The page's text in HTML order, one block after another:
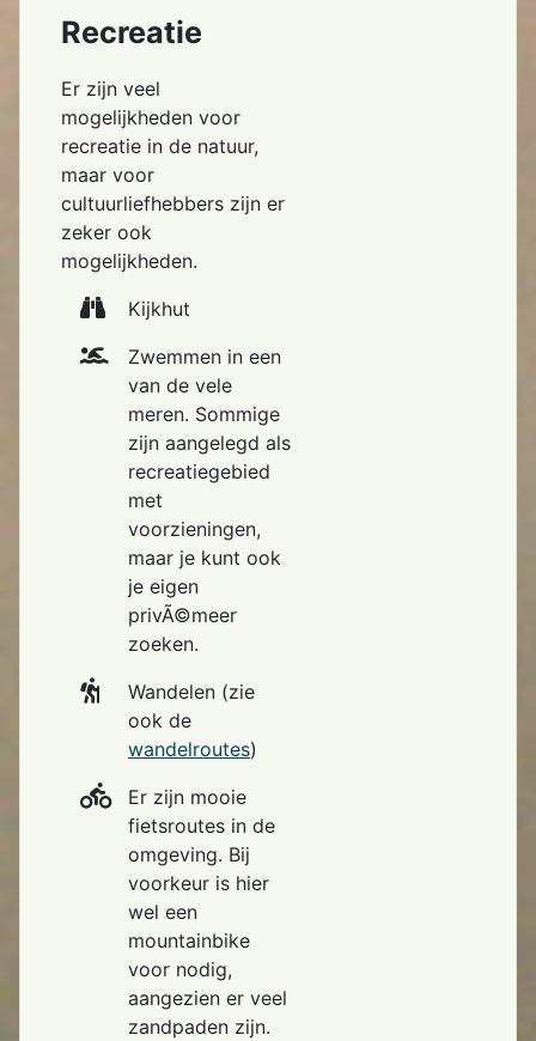
Recreatie
Er zijn veel
mogelijkheden voor
recreatie in de natuur,
maar voor
cultuurliefhebbers zijn er
zeker ook
mogelijkheden.
Kijkhut
Zwemmen in een
van de vele
meren. Sommige
zijn aangelegd als
recreatiegebied
met
voorzieningen,
maar je kunt ook
je eigen
privÃ©meer
zoeken.
Wandelen (zie
ook de
wandelroutes)
Er zijn mooie
fietsroutes in de
omgeving. Bij
voorkeur is hier
wel een
mountainbike
voor nodig,
aangezien er veel
zandpaden zijn.